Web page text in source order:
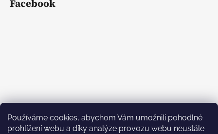
Používáme cookies, abychom Vám umožnili pohodlné
prohlížení webu a díky analýze provozu webu neustále
Facebook